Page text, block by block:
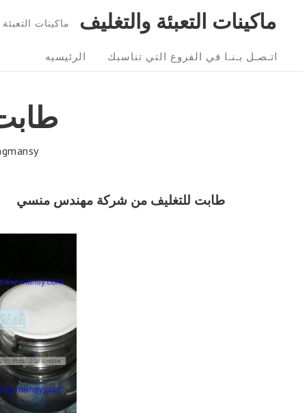
content
ماكينات التعبئة والتغليف ماكينات التعبئة و التغليف 01211116954
Site
Navigation
اتـصـل بـنـا في الفروع التي تناسبك الرئيسيه
طابت للتغليف من شركة مهندس منسي